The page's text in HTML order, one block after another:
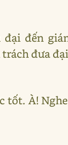
đến
đưa
tốt. À!